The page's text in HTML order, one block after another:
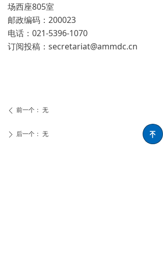
场西座805室
邮政编码：200023
电话：021-5396-1070
订阅投稿：secretariat@ammdc.cn
ꄴ 前一个： 无
ꄲ 后一个： 无 녠